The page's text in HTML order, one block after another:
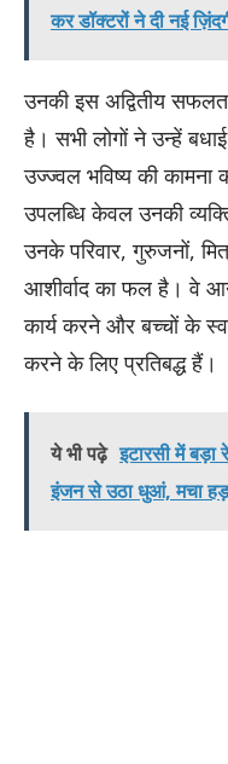
कर डॉक्टरों ने दी नई
उनकी इस अद्वितीय
है। सभी लोगों ने उन्हें
उज्ज्वल भविष्य की
उपलब्धि केवल उनकी
उनके परिवार, गुरुजनों,
आशीर्वाद का फल है। वे
कार्य करने और बच्चों के
करने के लिए प्रतिबद्ध हैं।
ये भी पढ़े इटारसी में बड़ा
इंजन से उठा धुआं, मचा